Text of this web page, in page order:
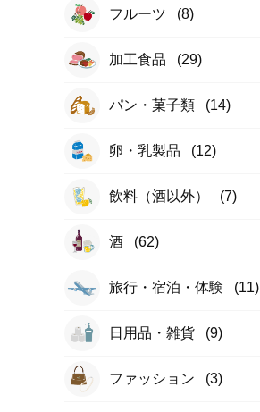
フルーツ (8)
加工食品 (29)
パン・菓子類 (14)
卵・乳製品 (12)
飲料（酒以外） (7)
酒 (62)
旅行・宿泊・体験 (11)
日用品・雑貨 (9)
ファッション (3)